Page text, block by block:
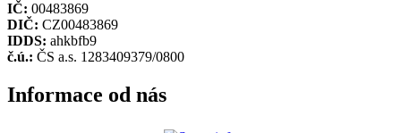
IČ: 00483869
DIČ: CZ00483869
IDDS: ahkbfb9
č.ú.: ČS a.s. 1283409379/0800
Informace od nás